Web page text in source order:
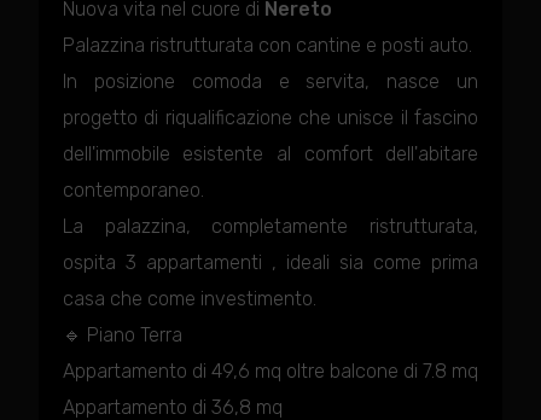
Nuova vita nel cuore di Nereto
Palazzina ristrutturata con cantine e posti auto.
In posizione comoda e servita, nasce un
progetto di riqualificazione che unisce il fascino
dell'immobile esistente al comfort dell'abitare
contemporaneo.
La palazzina, completamente ristrutturata,
ospita 3 appartamenti , ideali sia come prima
casa che come investimento.
🔹 Piano Terra
Appartamento di 49,6 mq oltre balcone di 7.8 mq
Appartamento di 36,8 mq